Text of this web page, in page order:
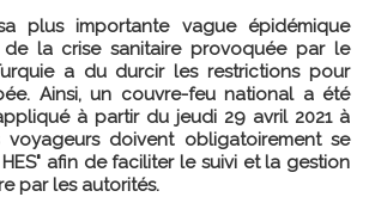
plus importante vague épidémique
la crise sanitaire provoquée par le
a du durcir les restrictions pour
Ainsi, un couvre-feu national a été
à partir du jeudi 29 avril 2021 à
doivent obligatoirement se
afin de faciliter le suivi et la gestion
par les autorités.